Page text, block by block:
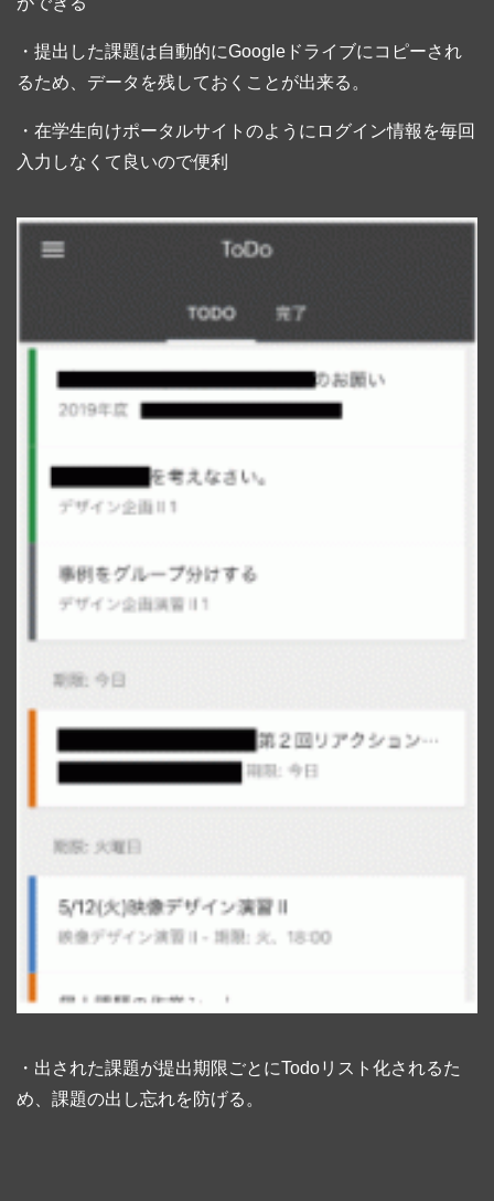
・提出した課題は自動的にGoogleドライブにコピーされ
るため、データを残しておくことが出来る。
・在学生向けポータルサイトのようにログイン情報を毎回
入力しなくて良いので便利
・出された課題が提出期限ごとにTodoリスト化されるた
め、課題の出し忘れを防げる。